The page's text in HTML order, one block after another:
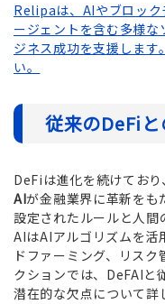
Relipaは、AIやブロック
ージェントを含む多様
ジネス成功を支援しま
い。
従来のDeFi
DeFiは進化を続けてお
AIが金融業界に革新をも
設定されたルールと人
AIはAIアルゴリズムを活
ドファーミング、リス
クションでは、DeFAIと
潜在的な欠点について詳